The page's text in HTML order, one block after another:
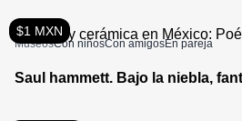
$1 MXN
MuseosCon niñosCon amigosEn pareja
Saul hammett. Bajo la niebla,